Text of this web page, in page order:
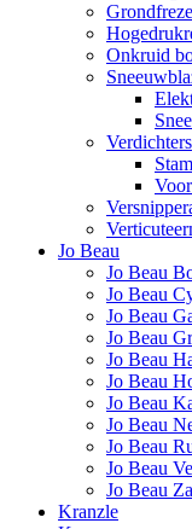
Onkruid
Verdichters
Jo Beau
Jo Beau
Jo Beau
Jo Beau
Jo Beau
Jo Beau
Jo Beau
Jo Beau
Jo Beau
Jo Beau
Jo Beau
Jo Beau
Kranzle